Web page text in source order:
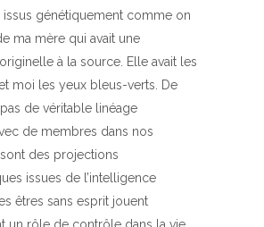
issus génétiquement comme on
ma mère qui avait une
à la source. Elle avait les
moi les yeux bleus-verts. De
pas de véritable linéage
de membres dans nos
des projections
issues de l’intelligence
êtres sans esprit jouent